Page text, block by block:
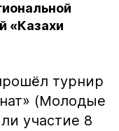
«Казахи
турнир
(Молодые
участие 8